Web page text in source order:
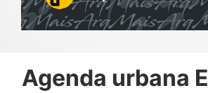
Agenda urbana